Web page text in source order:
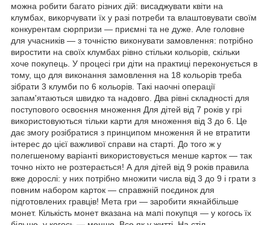
можна робити багато різних дій: висаджувати квіти на
клумбах, викорчувати їх у разі потреби та влаштовувати своїм
конкурентам сюрпризи — приємні та не дуже. Але головне
для учасників — з точністю виконувати замовлення: потрібно
виростити на своїх клумбах рівно стільки кольорів, скільки
хоче покупець. У процесі гри діти на практиці переконується в
тому, що для виконання замовлення на 18 кольорів треба
зібрати 3 клумби по 6 кольорів. Такі наочні операції
запам'ятаються швидко та надовго. Два рівні складності для
поступового освоєння множення Для дітей від 7 років у грі
використовуються тільки карти для множення від 3 до 6. Це
дає змогу розібратися з принципом множення й не втратити
інтерес до цієї важливої справи на старті. До того ж у
полегшеному варіанті використовується менше карток — так
точно ніхто не розтерається! А для дітей від 9 років правила
вже дорослі: у них потрібно множити числа від 3 до 9 і грати з
повним набором карток — справжній поєдинок для
підготовлених гравців! Мета гри — заробити якнайбільше
монет. Кількість монет вказана на мапі покупця — у когось їх